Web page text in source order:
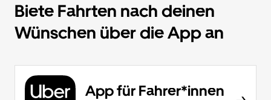
Biete Fahrten nach deinen
Wünschen über die App an
App für Fahrer*innen